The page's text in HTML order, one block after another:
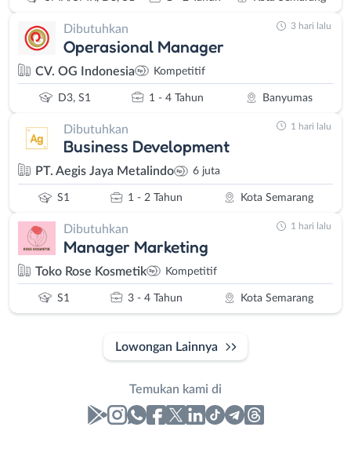
Dibutuhkan
Operasional Manager
CV. OG Indonesia Kompetitif
D3, S1 1 - 4 Tahun Banyumas
3 hari lalu
Dibutuhkan
Business Development
PT. Aegis Jaya Metalindo 6 juta
S1 1 - 2 Tahun Kota Semarang
1 hari lalu
Dibutuhkan
Manager Marketing
Toko Rose Kosmetik Kompetitif
S1 3 - 4 Tahun Kota Semarang
1 hari lalu
Lowongan Lainnya
Temukan kami di